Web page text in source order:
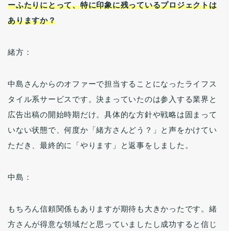
ーふたりにとって、特に印象に残っているプロジェクトは
ありますか？
緒方：
中島さんからのオファーで担当することになったライフス
タイル系サービスです。決まっていたのは参入する業界と
広告出稿の開始時期だけ。具体的な方針や戦略は固まって
いない状態で、何度か「緒方さんどう？」と声をかけてい
ただき、最終的に「やります」と返事をしました。
中島：
もちろん信頼関係もありますが期待も大きかったです。緒
方さんが得意な領域だと思っていましたし成功すると信じ